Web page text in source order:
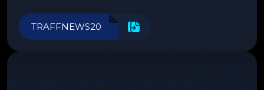
инструменты для управления финансами.
TRAFFNEWS20